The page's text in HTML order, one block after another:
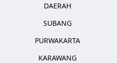
DAERAH
SUBANG
PURWAKARTA
KARAWANG